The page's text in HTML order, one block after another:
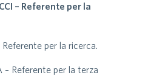
– Referente per la
per la ricerca.
Referente per la terza